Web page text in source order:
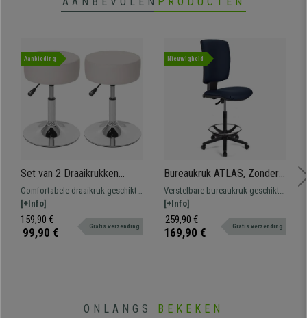
Aanbieding
Set van 2 Draaikrukken
DANKO, Draaibaar met
Ronde Chrome Voet, Creme
Leder
Comfortabele draaikruk geschikt
voor verschillende
werkomgevingen. In hoogte
verstelbaar, 360° draaibare zitting
[+Info]
159,90 €
99,90 € Gratis verzending
Nieuwigheid
Bureaukruk ATLAS, Zonder
Armleuningen, Verstelbare
Rugleuning, Dikke Vulling, in
Blauw Leder
Verstelbare bureaukruk geschikt
voor professioneel gebruik.
Robuust, resistent en
comfortabel.
[+Info]
259,90 €
169,90 € Gratis verzending
ONLANGS BEKEKEN